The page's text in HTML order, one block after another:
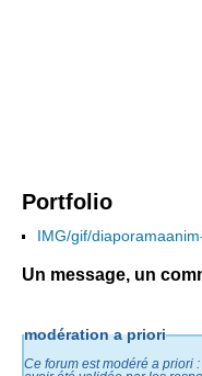
Portfolio
IMG/gif/
Un message, un
modération a priori
Ce forum est modéré a priori